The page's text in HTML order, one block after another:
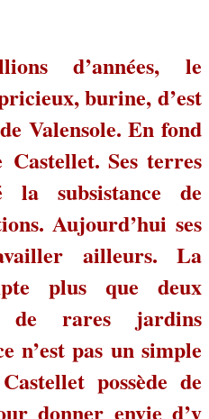
d’années, le
burine, d’est
Valensole. En fond
Castellet. Ses terres
la subsistance de
Aujourd’hui ses
ailleurs. La
plus que deux
de rares jardins
n’est pas un simple
possède de
donner envie d’y